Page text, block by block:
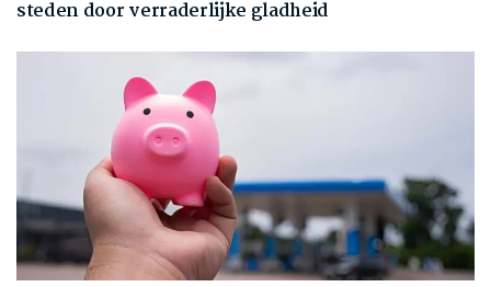
steden door verraderlijke gladheid